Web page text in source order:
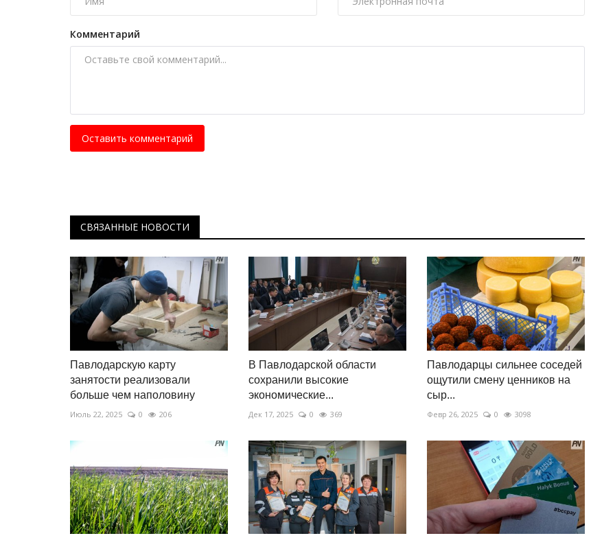
Комментарий
Оставить комментарий
СВЯЗАННЫЕ НОВОСТИ
Павлодарскую карту
занятости реализовали
больше чем наполовину
Июль 22, 2025 0 206
В Павлодарской области
сохранили высокие
экономические...
Дек 17, 2025 0 369
Павлодарцы сильнее соседей
ощутили смену ценников на
сыр...
Февр 26, 2025 0 3098